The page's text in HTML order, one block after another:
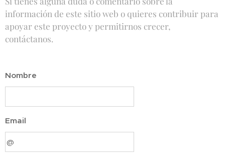
información de este sitio web o quieres contribuir para
apoyar este proyecto y permitirnos crecer,
contáctanos.
Nombre
Email